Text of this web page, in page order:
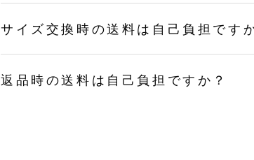
サイズ交換時の送料は自己負担です
返品時の送料は自己負担ですか？